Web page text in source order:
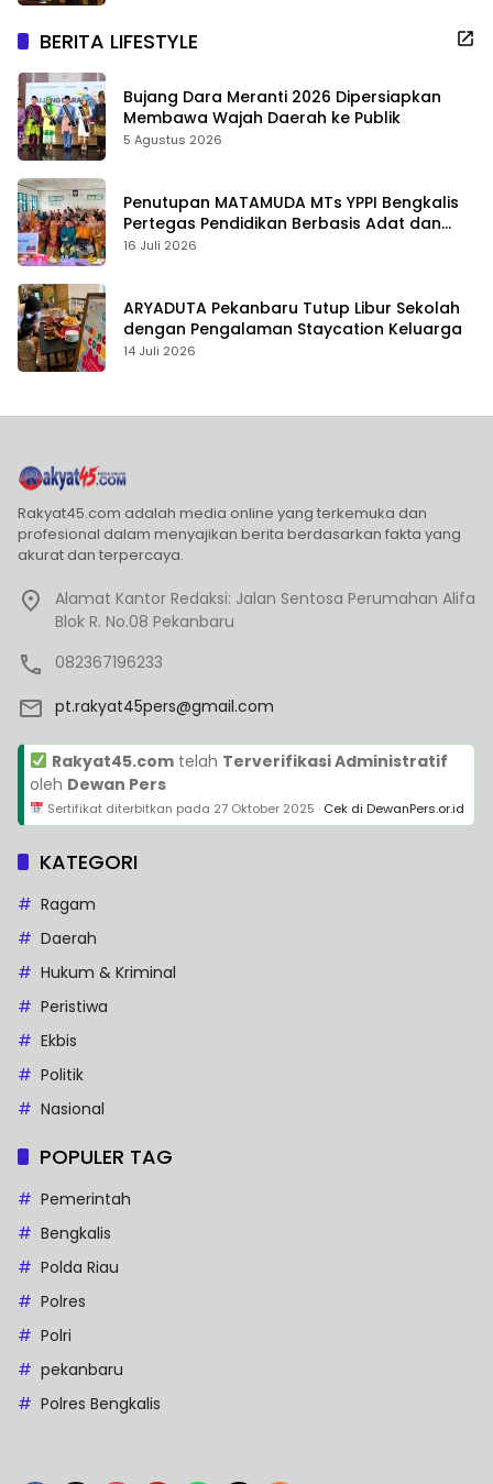
BERITA LIFESTYLE
Bujang Dara Meranti 2026 Dipersiapkan
Membawa Wajah Daerah ke Publik
5 Agustus 2026
Penutupan MATAMUDA MTs YPPI Bengkalis
Pertegas Pendidikan Berbasis Adat dan
Karakter
16 Juli 2026
ARYADUTA Pekanbaru Tutup Libur Sekolah
dengan Pengalaman Staycation Keluarga
14 Juli 2026
Rakyat45.com adalah media online yang terkemuka dan
profesional dalam menyajikan berita berdasarkan fakta yang
akurat dan terpercaya.
Alamat Kantor Redaksi: Jalan Sentosa Perumahan Alifa
Blok R. No.08 Pekanbaru
082367196233
pt.rakyat45pers@gmail.com
Rakyat45.comtelah Terverifikasi Administratif
oleh Dewan Pers
Sertifikat diterbitkan pada 27 Oktober 2025 · Cek di DewanPers.or.id
KATEGORI
Ragam
Daerah
Hukum & Kriminal
Peristiwa
Ekbis
Politik
Nasional
POPULER TAG
Pemerintah
Bengkalis
Polda Riau
Polres
Polri
pekanbaru
Polres Bengkalis